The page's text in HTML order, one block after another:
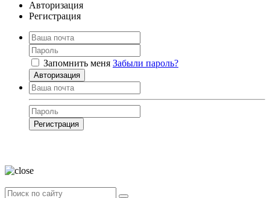
Авторизация
Регистрация
Запомнить меня Забыли пароль?
Авторизация
Регистрация